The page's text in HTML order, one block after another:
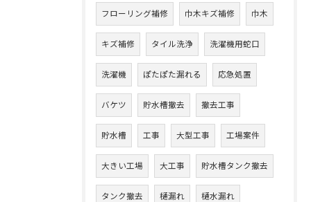
フローリング補修 巾木キズ補修 巾木
キズ補修 タイル洗浄 洗濯機用蛇口
洗濯機 ぽたぽた漏れる 応急処置
バケツ 貯水槽撤去 撤去工事
貯水槽 工事 大型工事 工場案件
大きい工場 大工事 貯水槽タンク撤去
タンク撤去 樋漏れ 樋水漏れ